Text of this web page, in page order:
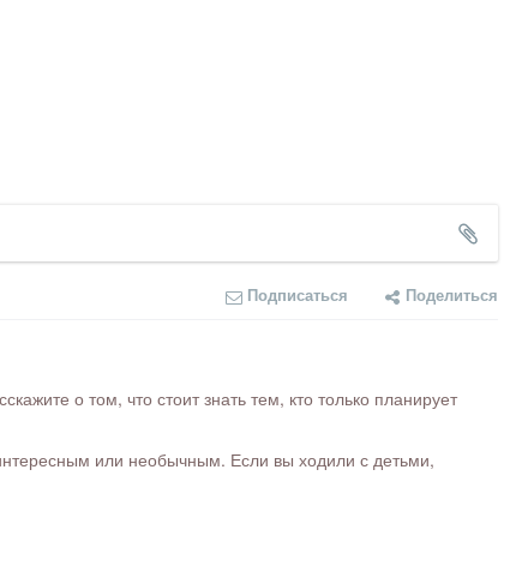
Подписаться Поделиться
о том, что стоит знать тем, кто только планирует
или необычным. Если вы ходили с детьми,